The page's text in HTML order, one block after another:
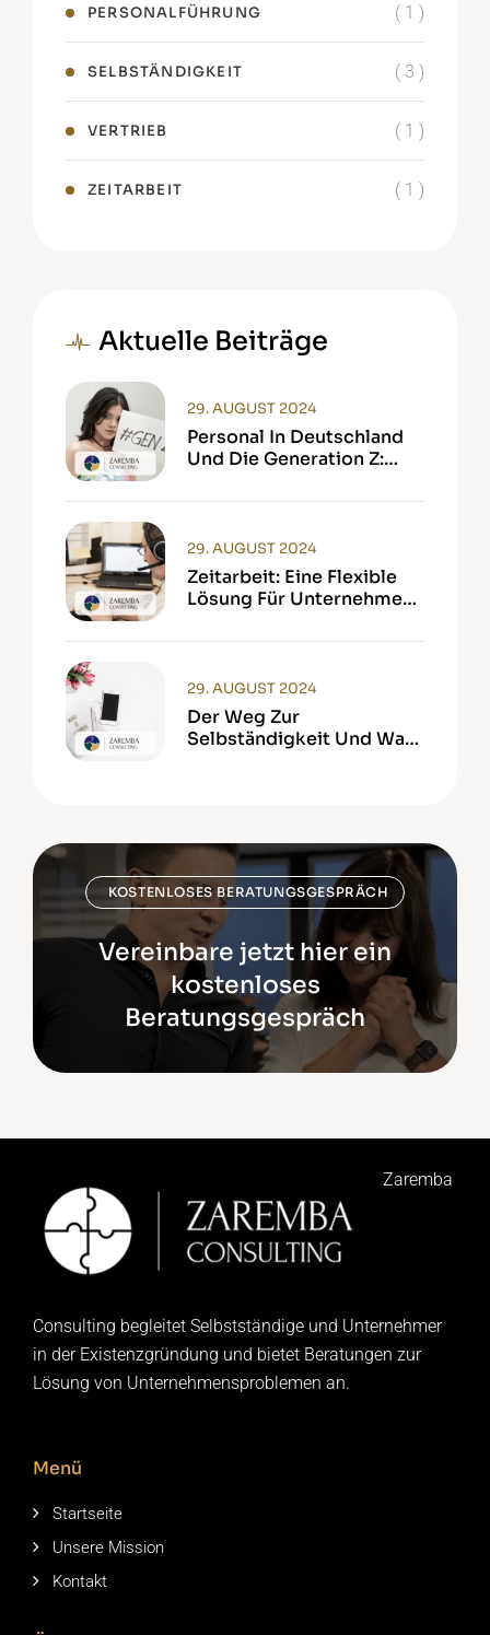
PERSONALFÜHRUNG ( 1 )
SELBSTÄNDIGKEIT ( 3 )
VERTRIEB ( 1 )
ZEITARBEIT ( 1 )
Aktuelle Beiträge
Personal In Deutschland
Und Die Generation Z:
Chancen
29. AUGUST 2024
Zeitarbeit: Eine Flexible
Lösung Für Unternehmen
29. AUGUST 2024
Der Weg Zur
Selbständigkeit Und Was
29. AUGUST 2024
KOSTENLOSES BERATUNGSGESPRÄCH
Vereinbare jetzt hier ein
kostenloses
Beratungsgespräch
Zaremba
Consulting begleitet Selbstständige und Unternehmer
in der Existenzgründung und bietet Beratungen zur
Lösung von Unternehmensproblemen an.
Menü
Startseite
Unsere Mission
Kontakt